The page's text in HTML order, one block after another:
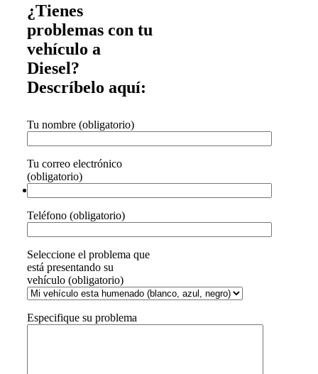
¿Tienes
problemas con tu
vehículo a
Diesel?
Descríbelo aquí:
Tu nombre (obligatorio)
Tu correo electrónico
(obligatorio)
Teléfono (obligatorio)
Seleccione el problema que
está presentando su
vehículo (obligatorio)
Especifique su problema